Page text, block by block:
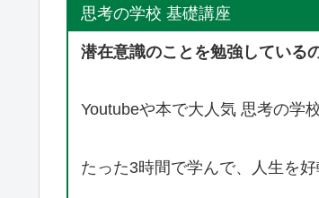
思考の学校 基礎講座
潜在意識のことを勉強している
Youtubeや本で大人気 思考の学
たった3時間で学んで、人生を